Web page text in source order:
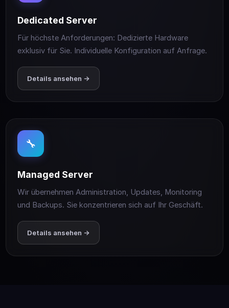
Dedicated Server
Für höchste Anforderungen: Dedizierte Hardware
exklusiv für Sie. Individuelle Konfiguration auf Anfrage.
Details ansehen →
🔧
Managed Server
Wir übernehmen Administration, Updates, Monitoring
und Backups. Sie konzentrieren sich auf Ihr Geschäft.
Details ansehen →